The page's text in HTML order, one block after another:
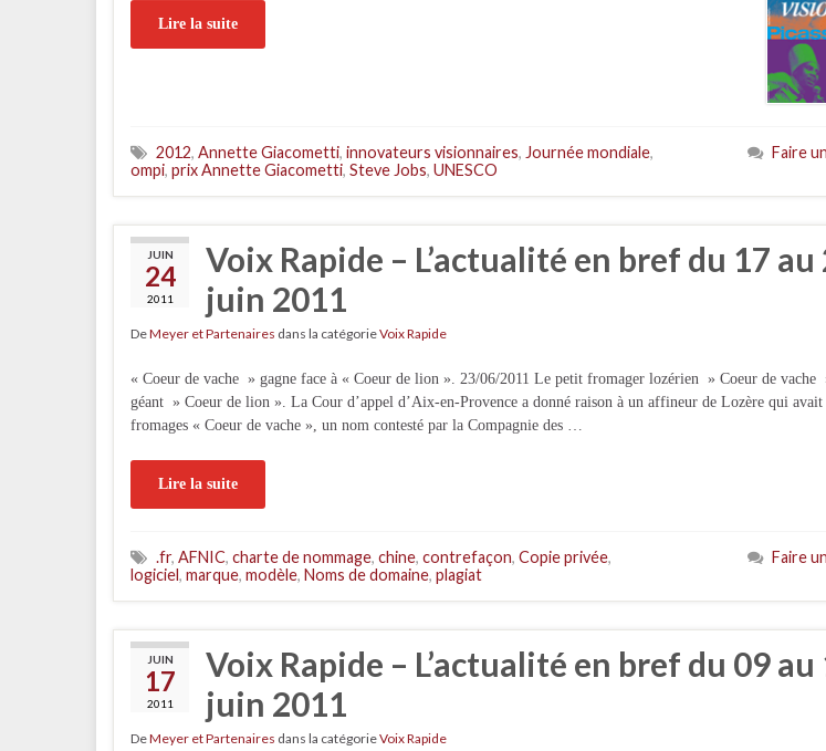
Lire la suite
2012, Annette Giacometti, innovateurs visionnaires, Journée mondiale,
ompi, prix Annette Giacometti, Steve Jobs, UNESCO
Faire
JUIN
24
2011
Voix Rapide – L’actualité en bref du 17 au
juin 2011
DeMeyer et Partenaires dans la catégorieVoix Rapide
« Coeur de vache » gagne face à « Coeur de lion ». 23/06/2011 Le petit fromager lozérien » Coeur de vache
géant » Coeur de lion ». La Cour d’appel d’Aix-en-Provence a donné raison à un affineur de Lozère qui avait
fromages « Coeur de vache », un nom contesté par la Compagnie des …
Lire la suite
.fr, AFNIC, charte de nommage, chine, contrefaçon, Copie privée,
logiciel, marque, modèle, Noms de domaine, plagiat
Faire
JUIN
17
2011
Voix Rapide – L’actualité en bref du 09 au
juin 2011
DeMeyer et Partenaires dans la catégorieVoix Rapide